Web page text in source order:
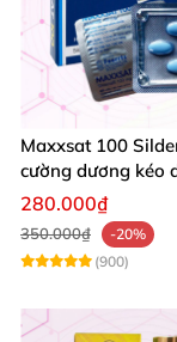
Maxxsat 100
cường dương kéo
cường sinh lý nam
280.000₫
350.000₫
-20%
(900)